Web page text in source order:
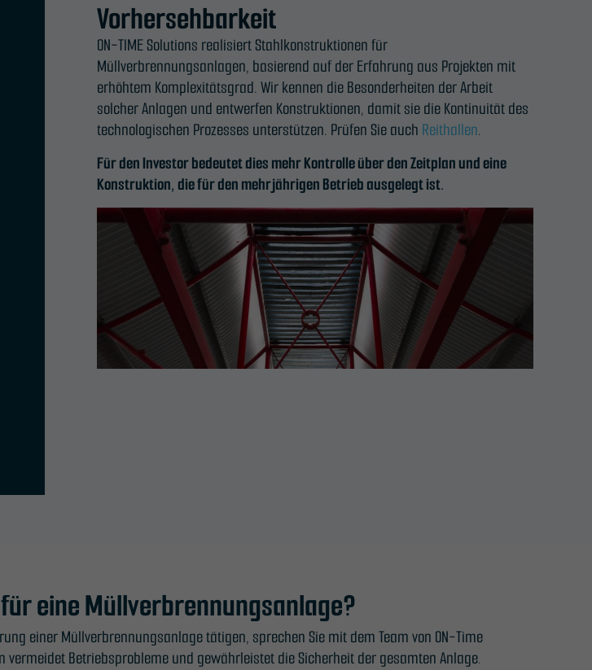
Vorhersehbarkeit
ON-TIME Solutions realisiert Stahlkonstruktionen für
Müllverbrennungsanlagen, basierend auf der Erfahrung aus Projekten mit
erhöhtem Komplexitätsgrad. Wir kennen die Besonderheiten der Arbeit
solcher Anlagen und entwerfen Konstruktionen, damit sie die Kontinuität des
technologischen Prozesses unterstützen. Prüfen Sie auch Reithallen.
Für den Investor bedeutet dies mehr Kontrolle über den Zeitplan und eine
Konstruktion, die für den mehrjährigen Betrieb ausgelegt ist.
eine Müllverbrennungsanlage?
einer Müllverbrennungsanlage tätigen, sprechen Sie mit dem Team von ON-Time
Betriebsprobleme und gewährleistet die Sicherheit der gesamten Anlage.